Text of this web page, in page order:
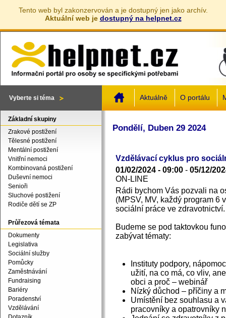
Tento web byl zakonzervován a je dostupný jen jako archív.
Aktuální web je dostupný na helpnet.cz
Vyberte si téma Aktuálně O portálu
Pondělí, Duben 29 2024
Vzdělávací cyklus pro
01/02/2024 - 09:00 - 05/12/
ON-LINE
Rádi bychom Vás pozvali na
(MPSV, MV, každý program 6
sociální práce ve zdravotnictví.
Budeme se pod taktovkou
zabývat tématy:
Instituty podpory,
užití, na co má, co vliv,
obci a proč – webinář
Nízký důchod – příčiny a
Umístění bez souhlasu a
pracovníky a opatrovníky
Základní skupiny
Zrakové postižení
Tělesné postižení
Mentální postižení
Vnitřní nemoci
Kombinovaná postižení
Duševní nemoci
Senioři
Sluchové postižení
Rodiče dětí se ZP
Průřezová témata
Dokumenty
Legislativa
Sociální služby
Pomůcky
Zaměstnávání
Fundraising
Bariéry
Poradenství
Vzdělávání